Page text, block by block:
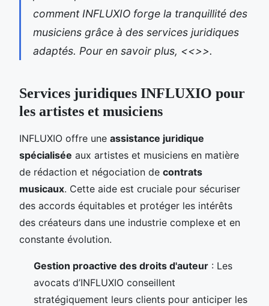
comment INFLUXIO forge la tranquillité des
musiciens grâce à des services juridiques
adaptés. Pour en savoir plus, <<>>.
Services juridiques INFLUXIO pour
les artistes et musiciens
INFLUXIO offre une assistance juridique
spécialisée aux artistes et musiciens en matière
de rédaction et négociation de contrats
musicaux. Cette aide est cruciale pour sécuriser
des accords équitables et protéger les intérêts
des créateurs dans une industrie complexe et en
constante évolution.
Gestion proactive des droits d'auteur : Les
avocats d’INFLUXIO conseillent
stratégiquement leurs clients pour anticiper les